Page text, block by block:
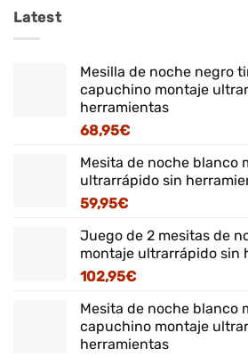
Latest
Mesilla de noche negro
capuchino montaje
herramientas
68,95€
Mesita de noche blanco
ultrarrápido sin
59,95€
Juego de 2 mesitas de
montaje ultrarrápido sin
102,95€
Mesita de noche blanco
capuchino montaje
herramientas